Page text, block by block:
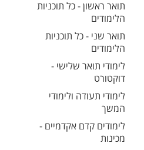
תואר ראשון - כל תוכניות
הלימודים
תואר שני - כל תוכניות
הלימודים
לימודי תואר שלישי -
דוקטורט
לימודי תעודה ולימודי
המשך
לימודים קדם אקדמיים -
מכינות